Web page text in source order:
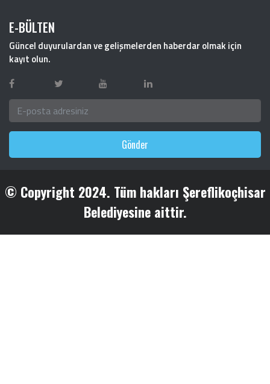
E-BÜLTEN
Güncel duyurulardan ve gelişmelerden haberdar olmak için
kayıt olun.
Gönder
© Copyright 2024. Tüm hakları Şereflikoçhisar
Belediyesine aittir.